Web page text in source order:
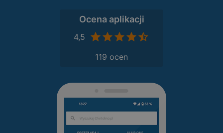
Ocena aplikacji
4,5
119 ocen